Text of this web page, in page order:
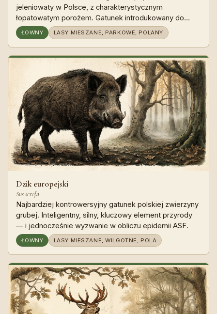
jeleniowaty w Polsce, z charakterystycznym
łopatowatym porożem. Gatunek introdukowany do
Europy w średniowieczu, dziś najsilniejszy na Pomorzu i
w Wielkopolsce. Klasyk polowania w parkach
łowieckich i lasach mieszanych.
ŁOWNY LASY MIESZANE, PARKOWE, POLANY
Dzik europejski
Sus scrofa
Najbardziej kontrowersyjny gatunek polskiej zwierzyny
grubej. Inteligentny, silny, kluczowy element przyrody
— i jednocześnie wyzwanie w obliczu epidemii ASF.
ŁOWNY LASY MIESZANE, WILGOTNE, POLA